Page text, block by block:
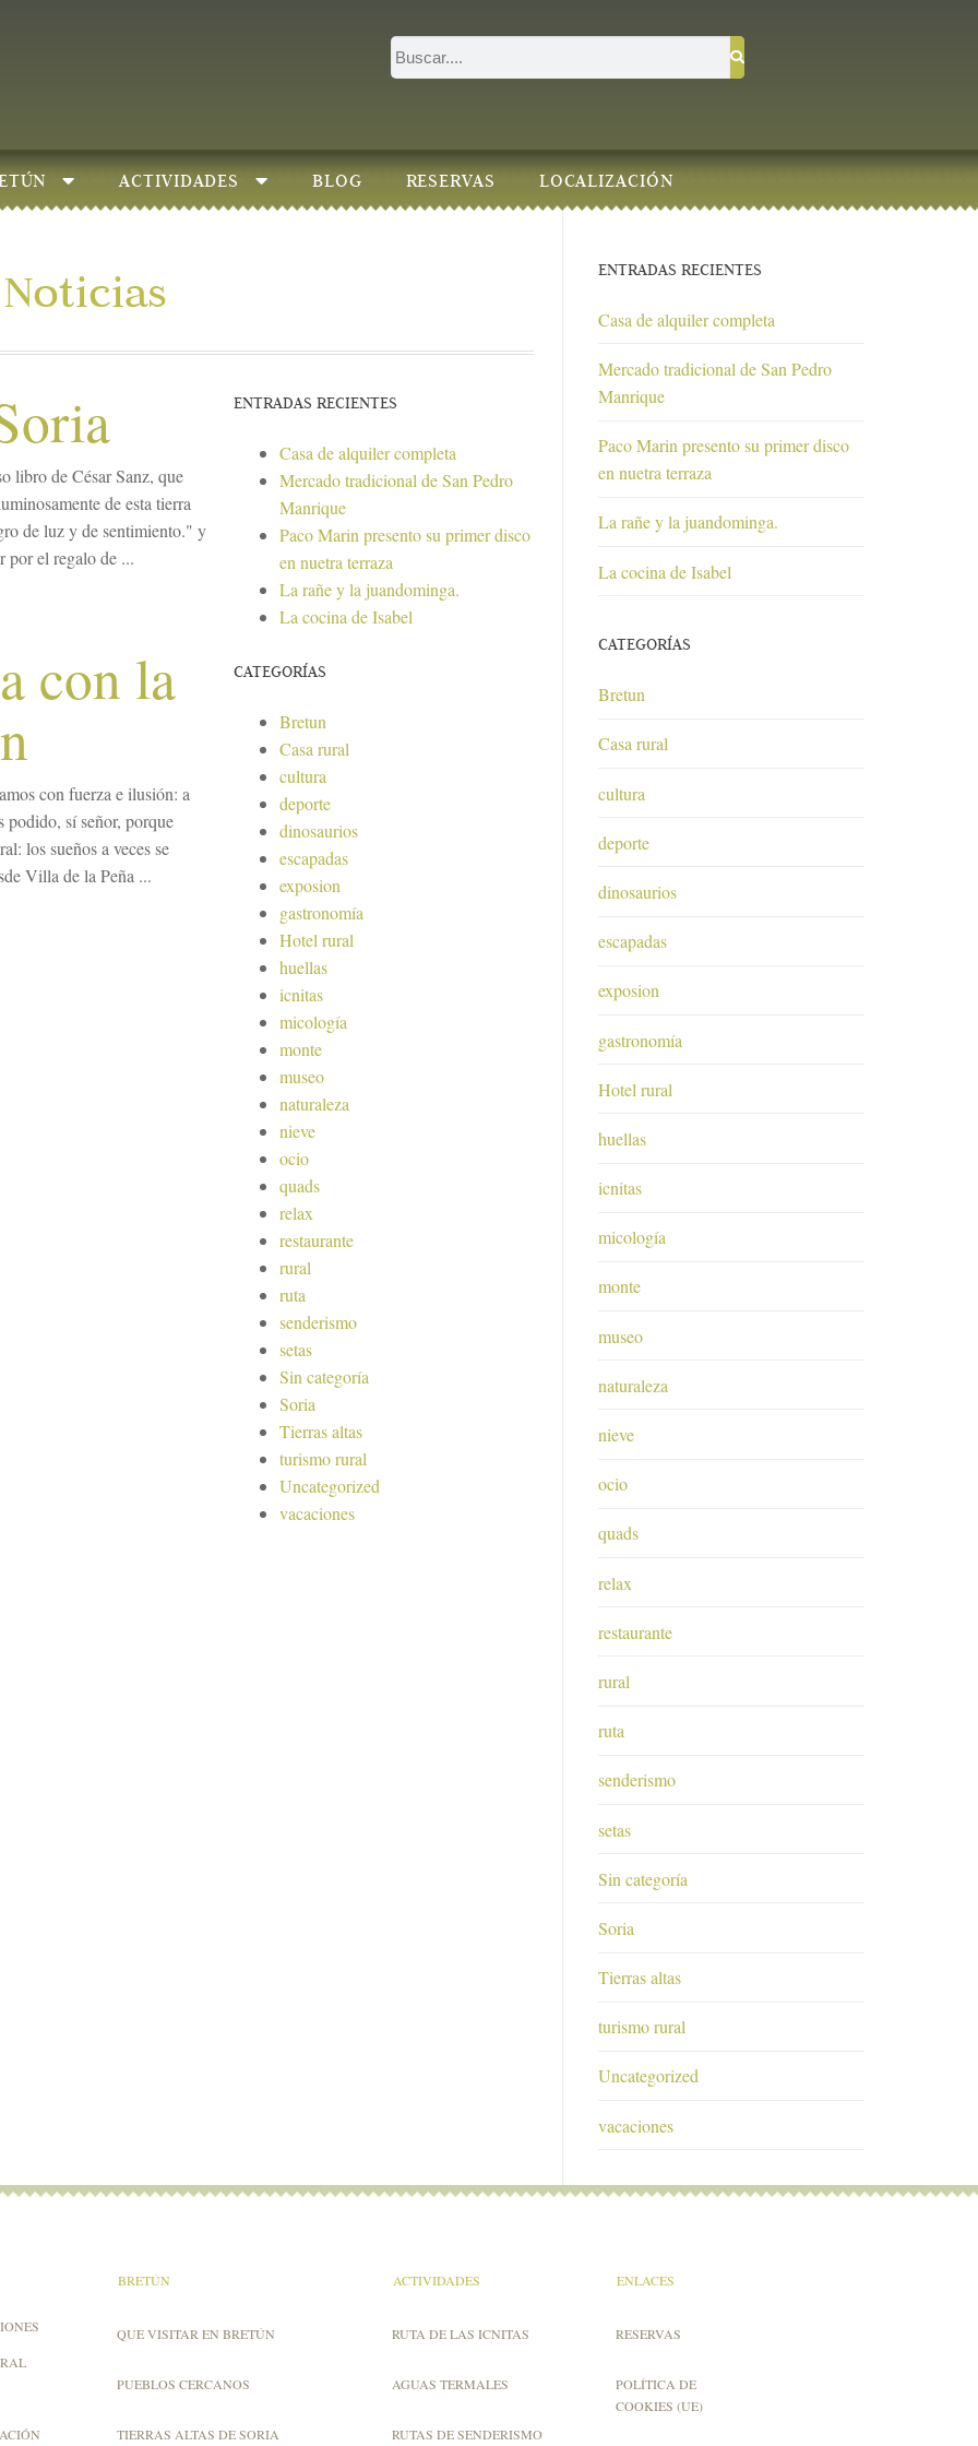
ACTIVIDADES BLOG RESERVAS LOCALIZACIÓN
Noticias
libro de César Sanz, que
de esta tierra
de luz y de sentimiento." y
por el regalo de ...
con la
con fuerza e ilusión: a
podido, sí señor, porque
los sueños a veces se
Villa de la Peña ...
ENTRADAS RECIENTES
Casa de alquiler completa
Mercado tradicional de San Pedro
Manrique
Paco Marin presento su primer disco
en nuetra terraza
La rañe y la juandominga.
La cocina de Isabel
CATEGORÍAS
Bretun
Casa rural
cultura
deporte
dinosaurios
escapadas
exposion
gastronomía
Hotel rural
huellas
icnitas
micología
monte
museo
naturaleza
nieve
ocio
quads
relax
restaurante
rural
ruta
senderismo
setas
Sin categoría
Soria
Tierras altas
turismo rural
Uncategorized
vacaciones
ENTRADAS RECIENTES
Casa de alquiler completa
Mercado tradicional de San Pedro
Manrique
Paco Marin presento su primer disco
en nuetra terraza
La rañe y la juandominga.
La cocina de Isabel
CATEGORÍAS
Bretun
Casa rural
cultura
deporte
dinosaurios
escapadas
exposion
gastronomía
Hotel rural
huellas
icnitas
micología
monte
museo
naturaleza
nieve
ocio
quads
relax
restaurante
rural
ruta
senderismo
setas
Sin categoría
Soria
Tierras altas
turismo rural
Uncategorized
vacaciones
BRETÚN
QUE VISITAR EN BRETÚN
PUEBLOS CERCANOS
TIERRAS ALTAS DE SORIA
ACTIVIDADES
RUTA DE LAS ICNITAS
AGUAS TERMALES
RUTAS DE SENDERISMO
ENLACES
RESERVAS
POLÍTICA DE
COOKIES (UE)